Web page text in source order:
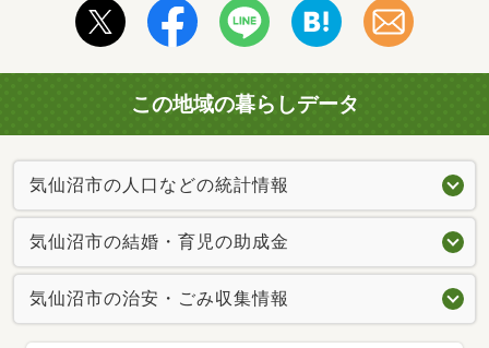
この地域の暮らしデータ
気仙沼市の人口などの統計情報
気仙沼市の結婚・育児の助成金
気仙沼市の治安・ごみ収集情報